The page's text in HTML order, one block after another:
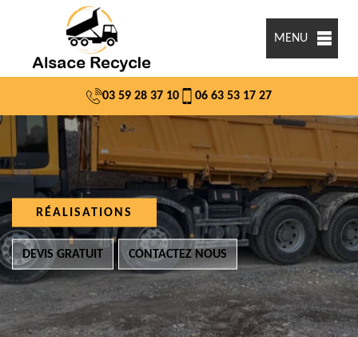
MENU
03 59 28 37 10 06 63 53 17 27
RÉALISATIONS
DEVIS GRATUIT CONTACTEZ NOUS